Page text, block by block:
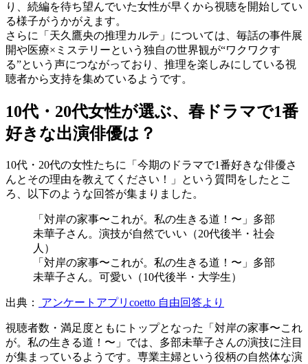
り、続編を待ち望んでいた女性が早くから視聴を開始してい
る様子がうかがえます。
さらに「天久鷹央の推理カルテ」については、毎話の事件展
開や医療×ミステリーという独自の世界観が“ワクワクす
る”という声につながっており、推理を楽しみにしている視
聴者から支持を集めているようです。
10代・20代女性が選ぶ、春ドラマで1番
好きな出演俳優は？
10代・20代の女性たちに「今期のドラマで1番好きな俳優さ
んとその理由を教えてください！」という質問をしたとこ
ろ、以下のような回答が集まりました。
「対岸の家事〜これが。私の生きる道！〜」多部
未華子さん。演技が自然でいい（20代後半・社会
人）
「対岸の家事〜これが。私の生きる道！〜」多部
未華子さん。可愛い（10代後半・大学生）
出典： アンケートアプリcoetto 自由回答より
視聴者数・満足度ともにトップとなった「対岸の家事〜これ
が。私の生きる道！〜」では、多部未華子さんの演技に注目
が集まっているようです。専業主婦という役柄の自然体な演